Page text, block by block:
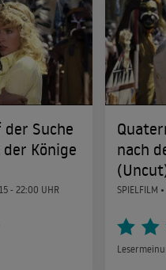
Suche
Könige
- 22:00 UHR
nach
SPIELFILM •